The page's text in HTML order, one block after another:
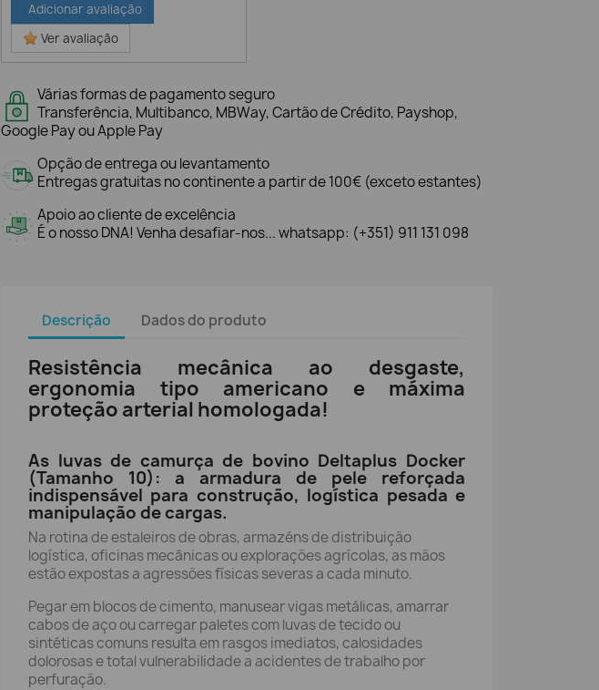
Adicionar avaliação
Ver avaliação
Várias formas de pagamento seguro
Transferência, Multibanco, MBWay, Cartão de Crédito, Payshop,
Google Pay ou Apple Pay
Opção de entrega ou levantamento
Entregas gratuitas no continente a partir de 100€ (exceto estantes)
Apoio ao cliente de excelência
É o nosso DNA! Venha desafiar-nos... whatsapp: (+351) 911 131 098
Descrição Dados do produto
Resistência mecânica ao desgaste,
ergonomia tipo americano e máxima
proteção arterial homologada!
As luvas de camurça de bovino Deltaplus Docker
(Tamanho 10): a armadura de pele reforçada
indispensável para construção, logística pesada e
manipulação de cargas.
Na rotina de estaleiros de obras, armazéns de distribuição
logística, oficinas mecânicas ou explorações agrícolas, as mãos
estão expostas a agressões físicas severas a cada minuto.
Pegar em blocos de cimento, manusear vigas metálicas, amarrar
cabos de aço ou carregar paletes com luvas de tecido ou
sintéticas comuns resulta em rasgos imediatos, calosidades
dolorosas e total vulnerabilidade a acidentes de trabalho por
perfuração.